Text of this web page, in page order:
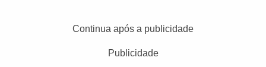
Continua após a publicidade
Publicidade